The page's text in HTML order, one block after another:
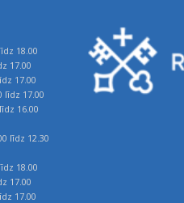
18.00
17.00
17.00
līdz 17.00
16.00
līdz 12.30
18.00
17.00
17.00